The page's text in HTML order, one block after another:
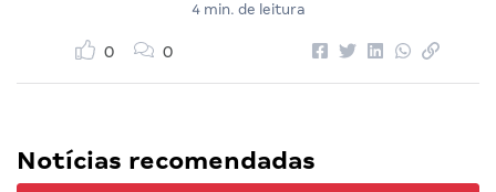
4 min. de leitura
0 0
Notícias recomendadas